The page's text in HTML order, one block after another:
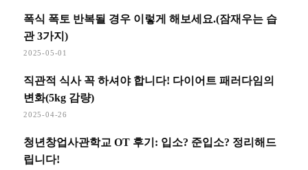
폭식 폭토 반복될 경우 이렇게 해보세요.(잠재우는 습
관 3가지)
2025-05-01
직관적 식사 꼭 하셔야 합니다! 다이어트 패러다임의
변화(5kg 감량)
2025-04-26
청년창업사관학교 OT 후기: 입소? 준입소? 정리해드
립니다!